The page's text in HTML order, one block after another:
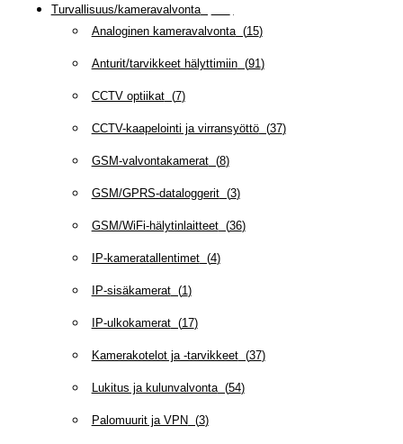
Turvallisuus/kameravalvonta(
Analoginen kameravalvonta(15)
Anturit/tarvikkeet hälyttimiin(91 )
CCTV optiikat(7)
CCTV-kaapelointi ja virransyöttö(37)
GSM-valvontakamerat(8)
GSM/GPRS-dataloggerit(3)
GSM/WiFi-hälytinlaitteet(36)
IP-kameratallentimet(4)
IP-sisäkamerat(1 )
IP-ulkokamerat(17)
Kamerakotelot ja -tarvikkeet(37)
Lukitus ja kulunvalvonta(54)
Palomuurit ja VPN (3)